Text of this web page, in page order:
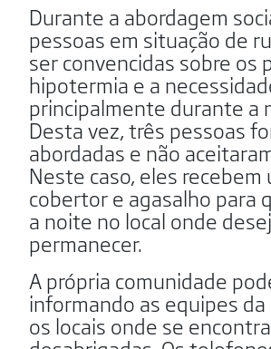
Durante a abordagem
pessoas em situação de
ser convencidas sobre os
hipotermia e a
principalmente durante a
Desta vez, três pessoas
abordadas e não
Neste caso, eles recebem
cobertor e agasalho para
a noite no local onde
permanecer.
A própria comunidade
informando as equipes
os locais onde se